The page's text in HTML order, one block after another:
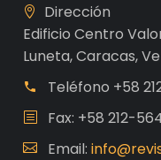
Dirección
Edificio Centro
Luneta, Caracas,
Teléfono +58
Fax: +58 212-
Email: